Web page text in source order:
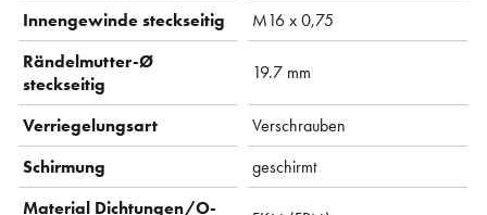
Innengewinde steckseitig
M16 x 0,75
Rändelmutter-Ø
steckseitig
19.7 mm
Verriegelungsart
Verschrauben
Schirmung
geschirmt
Material Dichtungen/O-